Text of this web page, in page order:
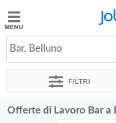
Jobbydoo
Offerte
Stipendi
Bar, Belluno
Filtri
Offerte di Lavoro Bar a